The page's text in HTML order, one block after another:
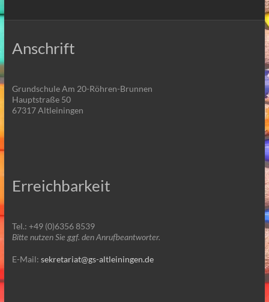
Anschrift
Grundschule Am 20-Röhren-Brunnen
Hauptstraße 50
67317 Altleiningen
Erreichbarkeit
Tel.: +49 (0)6356 8539
Bitte nutzen Sie ggf. den Anrufbeantworter.
E-Mail: sekretariat@gs-altleiningen.de